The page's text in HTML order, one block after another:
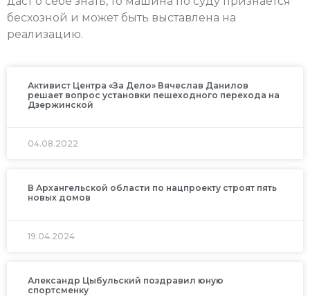
бесхозной и может быть выставлена на
реализацию.
Активист Центра «За Дело» Вячеслав Данилов
решает вопрос установки пешеходного перехода на
Дзержинской
04.08.2022
В Архангельской области по нацпроекту строят пять
новых домов
19.04.2024
Александр Цыбульский поздравил юную
спортсменку